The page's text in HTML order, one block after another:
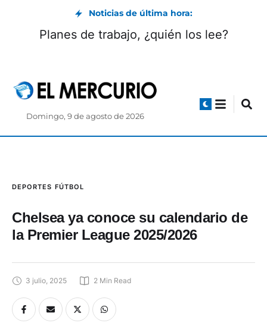
Noticias de última hora:
Planes de trabajo, ¿quién los lee?
Domingo, 9 de agosto de 2026
DEPORTES FÚTBOL
Chelsea ya conoce su calendario de
la Premier League 2025/2026
3 julio, 2025 2 Min Read